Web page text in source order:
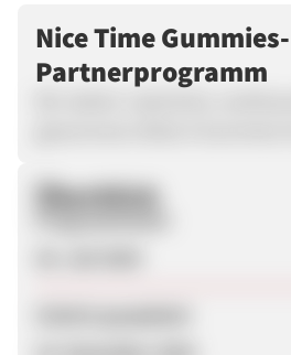
Nice Time Gummies-
Partnerprogramm
Überblick
Programmstart